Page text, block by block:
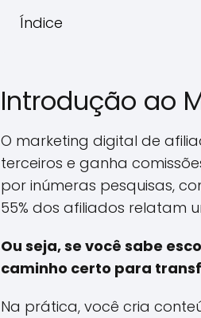
Índice
Introdução ao
O marketing digital de
terceiros e ganha
por inúmeras pesquisas,
55% dos afiliados relatam
Ou seja, se você sabe
caminho certo para
Na prática, você cria